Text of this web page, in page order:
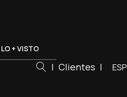
LO + VISTO
| Clientes | ESP